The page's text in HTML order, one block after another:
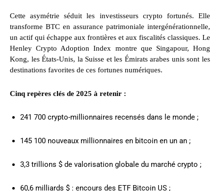
Cette asymétrie séduit les investisseurs crypto fortunés. Elle
transforme BTC en assurance patrimoniale intergénérationnelle,
un actif qui échappe aux frontières et aux fiscalités classiques. Le
Henley Crypto Adoption Index montre que Singapour, Hong
Kong, les États-Unis, la Suisse et les Émirats arabes unis sont les
destinations favorites de ces fortunes numériques.
Cinq repères clés de 2025 à retenir :
241 700 crypto-millionnaires recensés dans le monde ;
145 100 nouveaux millionnaires en bitcoin en un an ;
3,3 trillions $ de valorisation globale du marché crypto ;
60,6 milliards $ : encours des ETF Bitcoin US ;